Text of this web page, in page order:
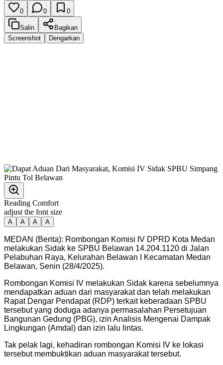
0 0 0
Salin
Bagikan
Screenshot
Dengarkan
Reading Comfort
adjust the font size
A A A A
MEDAN (Berita): Rombongan Komisi IV DPRD Kota Medan
melakukan Sidak ke SPBU Belawan 14.204.1120 di Jalan
Pelabuhan Raya, Kelurahan Belawan I Kecamatan Medan
Belawan, Senin (28/4/2025).
Rombongan Komisi IV melakukan Sidak karena sebelumnya
mendapatkan aduan dari masyarakat dan telah melakukan
Rapat Dengar Pendapat (RDP) terkait keberadaan SPBU
tersebut yang doduga adanya permasalahan Persetujuan
Bangunan Gedung (PBG), izin Analisis Mengenai Dampak
Lingkungan (Amdal) dan izin lalu lintas.
Tak pelak lagi, kehadiran rombongan Komisi IV ke lokasi
tersebut membuktikan aduan masyarakat tersebut.